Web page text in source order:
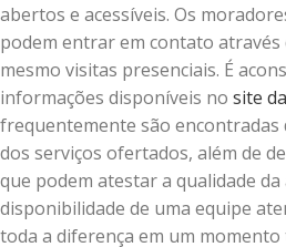
abertos e acessíveis. Os
podem entrar em contato
mesmo visitas presenciais. É
informações disponíveis no site
frequentemente são encontradas
dos serviços ofertados, além de
que podem atestar a qualidade
disponibilidade de uma equipe
toda a diferença em um